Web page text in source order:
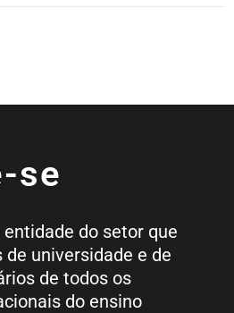
se
entidade do setor que
universidade e de
de todos os
do ensino